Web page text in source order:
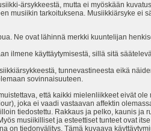
ärsykkeestä, mutta ei myöskään
musiikin tarkoituksena. Musiikkiärsyke ei
Ne ovat lähinnä merkki kuuntelijan
ilmene käyttäytymisestä, sillä sitä
tunnevastineesta eikä
sovinnaisuuteen.
että kaikki mielenliikkeet eivät
joka ei vaadi vastaavan affektin
tiedostettu. Rakkaus ja pelko, kaunis ja
musiikilliset ja esteettiset tunteet ovat
on tiedonvälitys. Tämä kuvaava